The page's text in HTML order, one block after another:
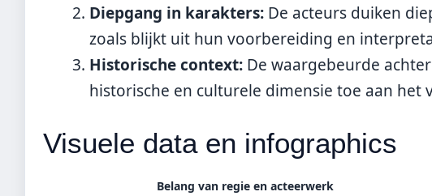
Diepgang in karakters: De acteurs duiken
zoals blijkt uit hun voorbereiding en
Historische context: De waargebeurde
historische en culturele dimensie toe aan het
Visuele data en infographics
Belang van regie en acteerwerk